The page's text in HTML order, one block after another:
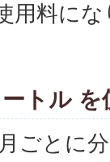
用料に
トル を
ごとに